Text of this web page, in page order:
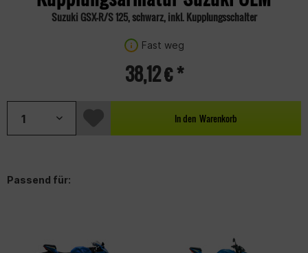
Suzuki GSX-R/S 125, schwarz, inkl. Kupplungsschalter
Fast weg
38,12 € *
In den Warenkorb
Passend für: